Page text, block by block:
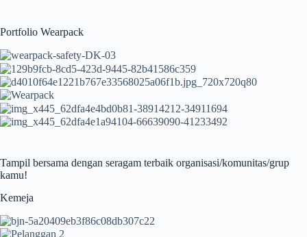
Portfolio Wearpack
Tampil bersama dengan seragam terbaik organisasi/komunitas/grup
kamu!
Kemeja